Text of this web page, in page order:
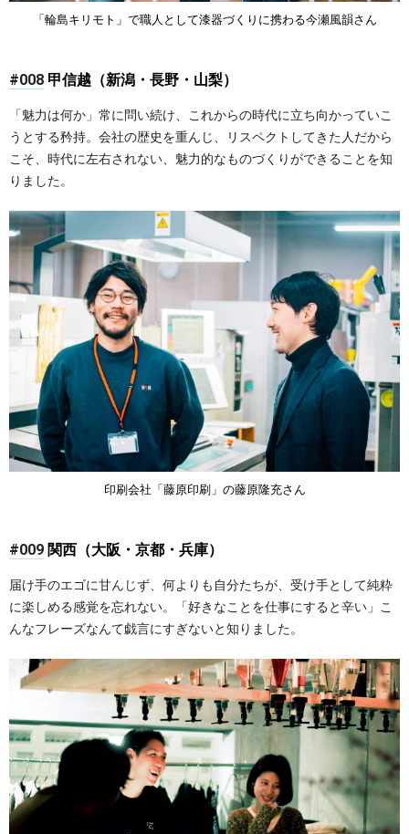
「輪島キリモト」で職人として漆器づくりに携わる今瀬風韻さん
#008 甲信越（新潟・長野・山梨）
「魅力は何か」常に問い続け、これからの時代に立ち向かっていこ
うとする矜持。会社の歴史を重んじ、リスペクトしてきた人だから
こそ、時代に左右されない、魅力的なものづくりができることを知
りました。
印刷会社「藤原印刷」の藤原隆充さん
#009 関西（大阪・京都・兵庫）
届け手のエゴに甘んじず、何よりも自分たちが、受け手として純粋
に楽しめる感覚を忘れない。「好きなことを仕事にすると辛い」こ
んなフレーズなんて戯言にすぎないと知りました。